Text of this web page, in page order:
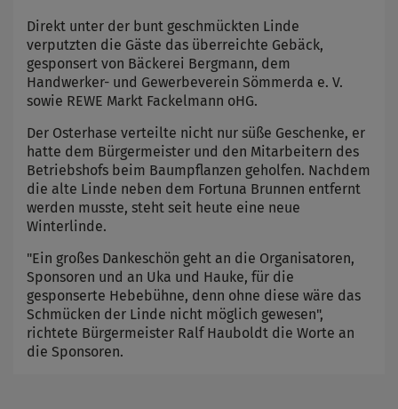
Direkt unter der bunt geschmückten Linde
verputzten die Gäste das überreichte Gebäck,
gesponsert von Bäckerei Bergmann, dem
Handwerker- und Gewerbeverein Sömmerda e. V.
sowie REWE Markt Fackelmann oHG.
Der Osterhase verteilte nicht nur süße Geschenke, er
hatte dem Bürgermeister und den Mitarbeitern des
Betriebshofs beim Baumpflanzen geholfen. Nachdem
die alte Linde neben dem Fortuna Brunnen entfernt
werden musste, steht seit heute eine neue
Winterlinde.
"Ein großes Dankeschön geht an die Organisatoren,
Sponsoren und an Uka und Hauke, für die
gesponserte Hebebühne, denn ohne diese wäre das
Schmücken der Linde nicht möglich gewesen",
richtete Bürgermeister Ralf Hauboldt die Worte an
die Sponsoren.